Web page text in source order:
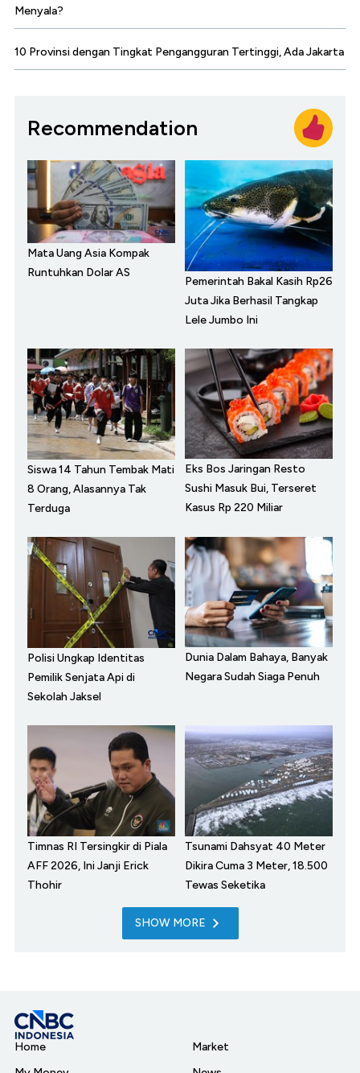
Menyala?
10 Provinsi dengan Tingkat Pengangguran Tertinggi, Ada Jakarta
Recommendation
Mata Uang Asia Kompak
Runtuhkan Dolar AS
Pemerintah Bakal Kasih Rp26
Juta Jika Berhasil Tangkap
Lele Jumbo Ini
Siswa 14 Tahun Tembak Mati
8 Orang, Alasannya Tak
Terduga
Eks Bos Jaringan Resto
Sushi Masuk Bui, Terseret
Kasus Rp 220 Miliar
Polisi Ungkap Identitas
Pemilik Senjata Api di
Sekolah Jaksel
Dunia Dalam Bahaya, Banyak
Negara Sudah Siaga Penuh
Timnas RI Tersingkir di Piala
AFF 2026, Ini Janji Erick
Thohir
Tsunami Dahsyat 40 Meter
Dikira Cuma 3 Meter, 18.500
Tewas Seketika
SHOW MORE
Home
Market